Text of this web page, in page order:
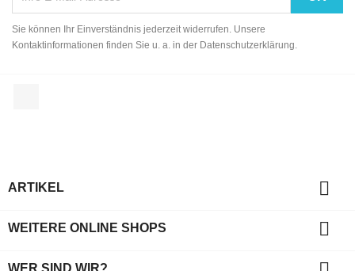
Sie können Ihr Einverständnis jederzeit widerrufen. Unsere
Kontaktinformationen finden Sie u. a. in der Datenschutzerklärung.
ARTIKEL 
WEITERE ONLINE SHOPS 
WER SIND WIR?